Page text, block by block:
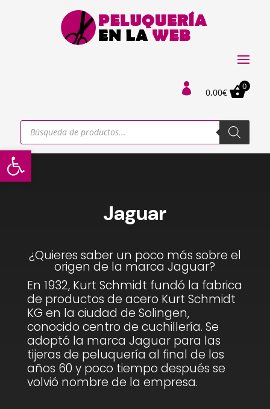
Abrir barra de herramientas
 0,00€
0
Búsqueda
productos
Jaguar
¿Quieres saber un poco más sobre el
origen de la marca Jaguar?
En 1932, Kurt Schmidt fundó la fabrica
de productos de acero Kurt Schmidt
KG en la ciudad de Solingen,
conocido centro de cuchillería. Se
adoptó la marca Jaguar para las
tijeras de peluquería al final de los
años 60 y poco tiempo después se
volvió nombre de la empresa.